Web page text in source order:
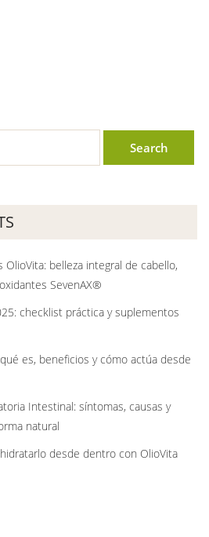
OlioVita: belleza integral de cabello,
SevenAX®
checklist práctica y suplementos
es, beneficios y cómo actúa desde
Intestinal: síntomas, causas y
natural
desde dentro con OlioVita